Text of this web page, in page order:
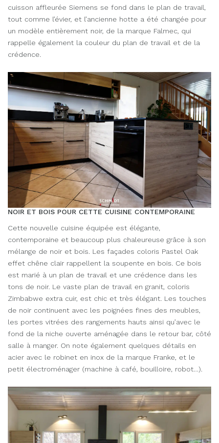
cuisson affleurée Siemens se fond dans le plan de travail,
tout comme l’évier, et l’ancienne hotte a été changée pour
un modèle entièrement noir, de la marque Falmec, qui
rappelle également la couleur du plan de travail et de la
crédence.
NOIR ET BOIS POUR CETTE CUISINE CONTEMPORAINE
Cette nouvelle cuisine équipée est élégante,
contemporaine et beaucoup plus chaleureuse grâce à son
mélange de noir et bois. Les façades coloris Pastel Oak
effet chêne clair rappellent la soupente en bois. Ce bois
est marié à un plan de travail et une crédence dans les
tons de noir. Le vaste plan de travail en granit, coloris
Zimbabwe extra cuir, est chic et très élégant. Les touches
de noir continuent avec les poignées fines des meubles,
les portes vitrées des rangements hauts ainsi qu’avec le
fond de la niche ouverte aménagée dans le retour bar, côté
salle à manger. On note également quelques détails en
acier avec le robinet en inox de la marque Franke, et le
petit électroménager (machine à café, bouilloire, robot…).